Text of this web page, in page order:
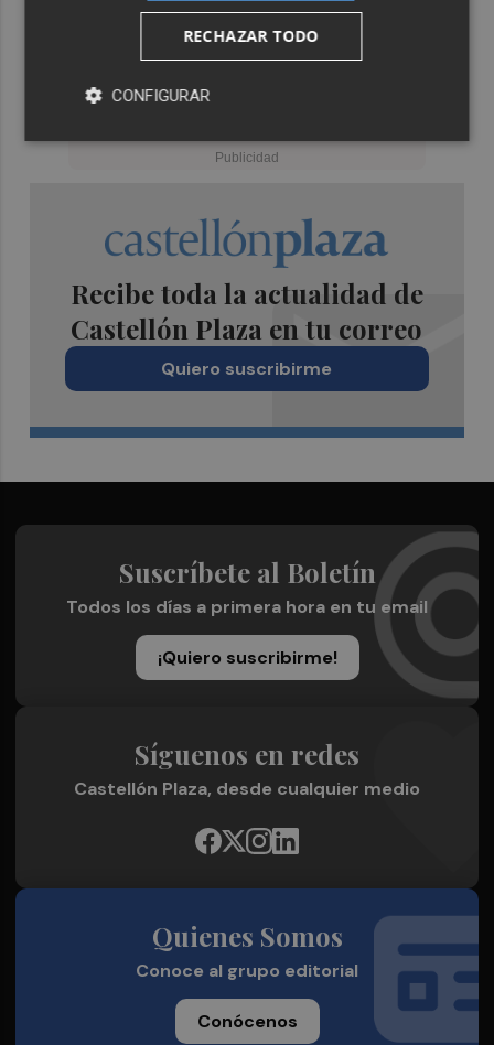
Recibe toda la actualidad de
Castellón Plaza en tu correo
Quiero suscribirme
Suscríbete al Boletín
Todos los días a primera hora en tu email
¡Quiero suscribirme!
Síguenos en redes
Castellón Plaza, desde cualquier medio
Quienes Somos
Conoce al grupo editorial
Conócenos
RECHAZAR TODO
CONFIGURAR